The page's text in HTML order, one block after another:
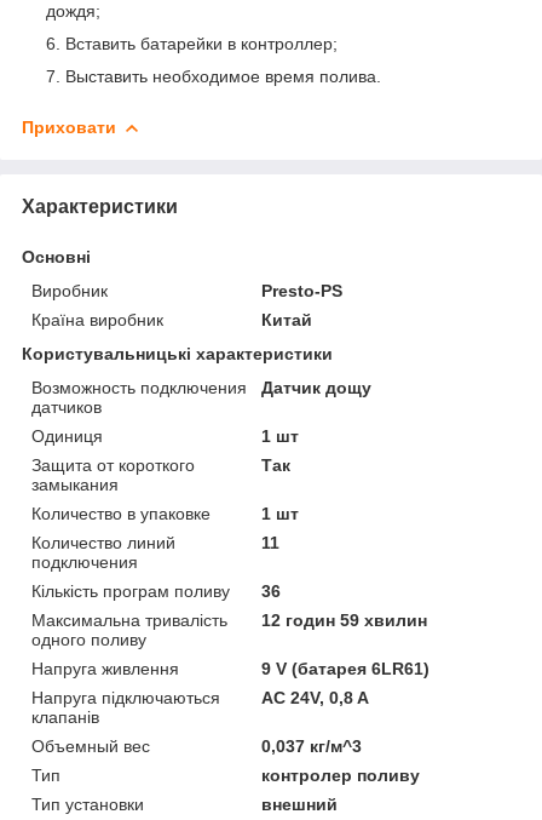
дождя;
Вставить батарейки в контроллер;
Выставить необходимое время полива.
Приховати
Характеристики
Основні
Виробник
Presto-PS
Країна виробник
Китай
Користувальницькі характеристики
Возможность подключения
датчиков
Датчик дощу
Одиниця
1 шт
Защита от короткого
замыкания
Так
Количество в упаковке
1 шт
Количество линий
подключения
11
Кількість програм поливу
36
Максимальна тривалість
одного поливу
12 годин 59 хвилин
Напруга живлення
9 V (батарея 6LR61)
Напруга підключаються
клапанів
AC 24V, 0,8 A
Объемный вес
0,037 кг/м^3
Тип
контролер поливу
Тип установки
внешний